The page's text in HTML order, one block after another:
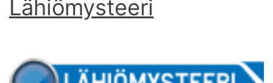
Lähiömysteeri